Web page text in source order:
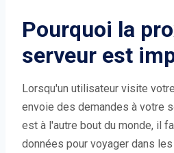
Pourquoi la
serveur est
Lorsqu'un utilisateur visite
envoie des demandes à votre
est à l'autre bout du monde, il
données pour voyager dans